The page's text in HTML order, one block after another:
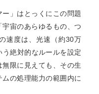
」はとっくにこの問題
宙のあらゆるもの、つ
速度は、光速（約30万
絶対的なルールを設定
限に見えても、その生
の処理能力の範囲内に